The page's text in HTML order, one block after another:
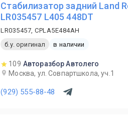
Стабилизатор задний Land
LR035457 L405 448DT
LR035457, CPLA5E484AH
б.у. оригинал
в наличии
109 Авторазбор Автолего
Москва, ул. Совпартшкола, уч.1
(929) 555-88-48